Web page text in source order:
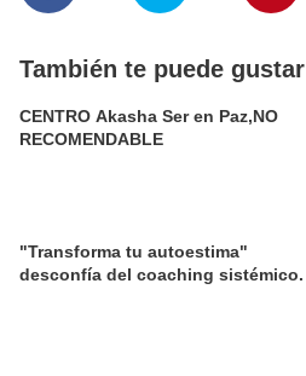
También te puede gustar
CENTRO Akasha Ser en Paz,NO
RECOMENDABLE
"Transforma tu autoestima"
desconfía del coaching sistémico.